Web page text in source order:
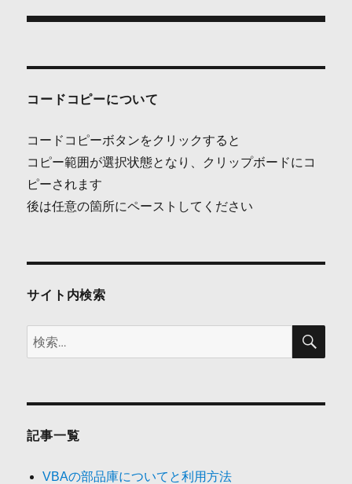
稿
ナ
ビ
ゲ
ー
ョ
ン
コードコピーについて
コードコピーボタンをクリックすると
コピー範囲が選択状態となり、クリップボードにコ
ピーされます
後は任意の箇所にペーストしてください
サイト内検索
検
索:
検
記事一覧
VBAの部品庫についてと利用方法